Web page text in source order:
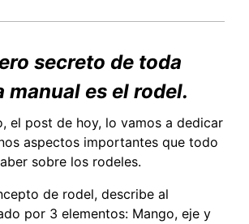
secreto de toda
es el rodel.
el post de hoy, lo vamos a dedicar
aspectos importantes que todo
sobre los rodeles.
de rodel, describe al
por 3 elementos: Mango, eje y